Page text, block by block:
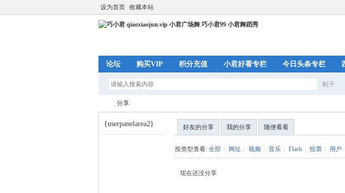
设为首页 收藏本站
论坛 购买VIP 积分充值 小君好看专栏 今日头条专栏
帖子
分享
{userpanelarea2} 好友的分享 我的分享 随便看看
按类型查看: 全部 网址 视频 音乐 Flash 投票 用户
现在还没分享